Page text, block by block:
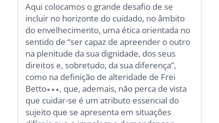
Aqui colocamos o grande desafio de se
incluir no horizonte do cuidado, no âmbito
do envelhecimento, uma ética orientada no
sentido de “ser capaz de apreender o outro
na plenitude da sua dignidade, dos seus
direitos e, sobretudo, da sua diferença”,
como na definição de alteridade de Frei
Betto∗∗∗, que, ademais, não perca de vista
que cuidar-se é um atributo essencial do
sujeito que se apresenta em situações